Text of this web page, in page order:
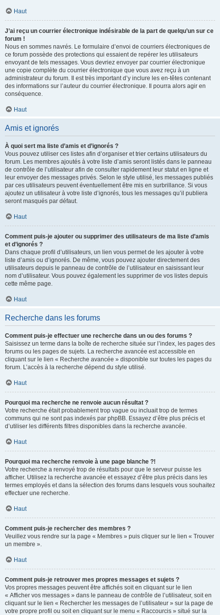
Haut
J’ai reçu un courrier électronique indésirable de la part de quelqu’un sur ce
forum !
Nous en sommes navrés. Le formulaire d’envoi de courriers électroniques de
ce forum possède des protections qui essaient de repérer les utilisateurs
envoyant de tels messages. Vous devriez envoyer par courrier électronique
une copie complète du courrier électronique que vous avez reçu à un
administrateur du forum. Il est très important d’y inclure les en-têtes contenant
des informations sur l’auteur du courrier électronique. Il pourra alors agir en
conséquence.
Haut
Amis et ignorés
À quoi sert ma liste d’amis et d’ignorés ?
Vous pouvez utiliser ces listes afin d’organiser et trier certains utilisateurs du
forum. Les membres ajoutés à votre liste d’amis seront listés dans le panneau
de contrôle de l’utilisateur afin de consulter rapidement leur statut en ligne et
leur envoyer des messages privés. Selon le style utilisé, les messages publiés
par ces utilisateurs peuvent éventuellement être mis en surbrillance. Si vous
ajoutez un utilisateur à votre liste d’ignorés, tous les messages qu’il publiera
seront masqués par défaut.
Haut
Comment puis-je ajouter ou supprimer des utilisateurs de ma liste d’amis
et d’ignorés ?
Dans chaque profil d’utilisateurs, un lien vous permet de les ajouter à votre
liste d’amis ou d’ignorés. De même, vous pouvez ajouter directement des
utilisateurs depuis le panneau de contrôle de l’utilisateur en saisissant leur
nom d’utilisateur. Vous pouvez également les supprimer de vos listes depuis
cette même page.
Haut
Recherche dans les forums
Comment puis-je effectuer une recherche dans un ou des forums ?
Saisissez un terme dans la boîte de recherche située sur l’index, les pages des
forums ou les pages de sujets. La recherche avancée est accessible en
cliquant sur le lien « Recherche avancée » disponible sur toutes les pages du
forum. L’accès à la recherche dépend du style utilisé.
Haut
Pourquoi ma recherche ne renvoie aucun résultat ?
Votre recherche était probablement trop vague ou incluait trop de termes
communs qui ne sont pas indexés par phpBB. Essayez d’être plus précis et
d’utiliser les différents filtres disponibles dans la recherche avancée.
Haut
Pourquoi ma recherche renvoie à une page blanche ?!
Votre recherche a renvoyé trop de résultats pour que le serveur puisse les
afficher. Utilisez la recherche avancée et essayez d’être plus précis dans les
termes employés et dans la sélection des forums dans lesquels vous souhaitez
effectuer une recherche.
Haut
Comment puis-je rechercher des membres ?
Veuillez vous rendre sur la page « Membres » puis cliquer sur le lien « Trouver
un membre ».
Haut
Comment puis-je retrouver mes propres messages et sujets ?
Vos propres messages peuvent être affichés soit en cliquant sur le lien
« Afficher vos messages » dans le panneau de contrôle de l’utilisateur, soit en
cliquant sur le lien « Rechercher les messages de l’utilisateur » sur la page de
votre propre profil ou soit en cliquant sur le menu « Raccourcis » situé sur la